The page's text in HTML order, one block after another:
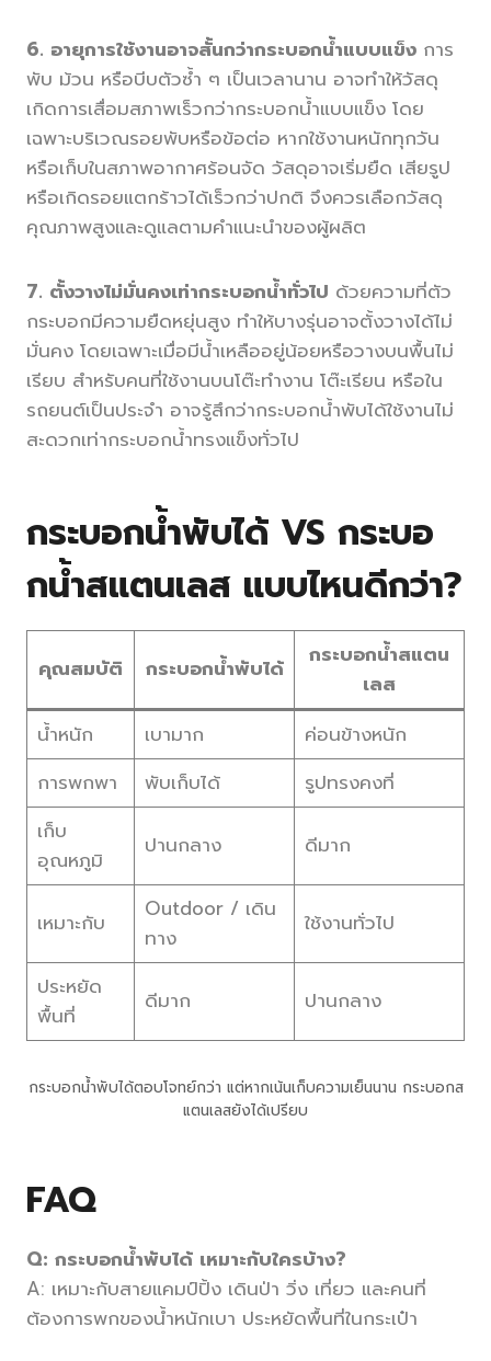
6. อายุการใช้งานอาจสั้นกว่ากระบอกน้ำแบบแข็ง การ
พับ ม้วน หรือบีบตัวซ้ำ ๆ เป็นเวลานาน อาจทำให้วัสดุ
เกิดการเสื่อมสภาพเร็วกว่ากระบอกน้ำแบบแข็ง โดย
เฉพาะบริเวณรอยพับหรือข้อต่อ หากใช้งานหนักทุกวัน
หรือเก็บในสภาพอากาศร้อนจัด วัสดุอาจเริ่มยืด เสียรูป
หรือเกิดรอยแตกร้าวได้เร็วกว่าปกติ จึงควรเลือกวัสดุ
คุณภาพสูงและดูแลตามคำแนะนำของผู้ผลิต
7. ตั้งวางไม่มั่นคงเท่ากระบอกน้ำทั่วไป ด้วยความที่ตัว
กระบอกมีความยืดหยุ่นสูง ทำให้บางรุ่นอาจตั้งวางได้ไม่
มั่นคง โดยเฉพาะเมื่อมีน้ำเหลืออยู่น้อยหรือวางบนพื้นไม่
เรียบ สำหรับคนที่ใช้งานบนโต๊ะทำงาน โต๊ะเรียน หรือใน
รถยนต์เป็นประจำ อาจรู้สึกว่ากระบอกน้ำพับได้ใช้งานไม่
สะดวกเท่ากระบอกน้ำทรงแข็งทั่วไป
กระบอกน้ำพับได้ VS กระบอ
กน้ำสแตนเลส แบบไหนดีกว่า?
คุณสมบัติ กระบอกน้ำพับได้
กระบอกน้ำสแตน
เลส
น้ำหนัก
เบามาก
ค่อนข้างหนัก
การพกพา
พับเก็บได้
รูปทรงคงที่
เก็บ
อุณหภูมิ
ปานกลาง ดีมาก
เหมาะกับ
Outdoor / เดิน
ทาง
ใช้งานทั่วไป
ประหยัด
พื้นที่
ดีมาก ปานกลาง
กระบอกน้ำพับได้ตอบโจทย์กว่า แต่หากเน้นเก็บความเย็นนาน กระบอกส
แตนเลสยังได้เปรียบ
FAQ
Q: กระบอกน้ำพับได้ เหมาะกับใครบ้าง?
A: เหมาะกับสายแคมป์ปิ้ง เดินป่า วิ่ง เที่ยว และคนที่
ต้องการพกของน้ำหนักเบา ประหยัดพื้นที่ในกระเป๋า